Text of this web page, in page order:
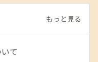
もっと見る
て